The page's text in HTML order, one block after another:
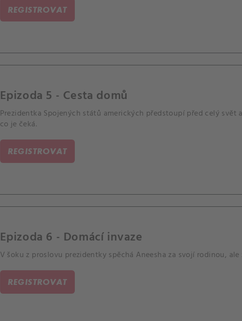
REGISTROVAT
Epizoda 5 - Cesta domů
Prezidentka Spojených států amerických předstoupí před celý svět
co je čeká.
REGISTROVAT
Epizoda 6 - Domácí invaze
V šoku z proslovu prezidentky spěchá Aneesha za svojí rodinou,
REGISTROVAT